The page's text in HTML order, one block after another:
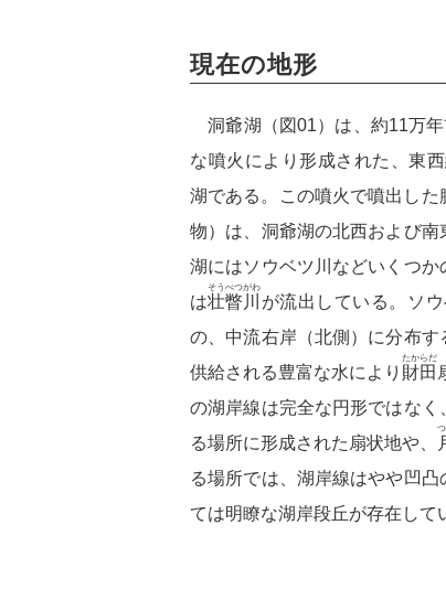
現在の地形
洞爺湖（図01）は、約11万
な噴火により形成された、東
湖である。この噴火で噴出した
物）は、洞爺湖の北西および
湖にはソウベツ川などいくつ
は壮瞥
そうべつ
川
がわ
が流出している。ソ
の、中流右岸（北側）に分布
供給される豊富な水により 財田
たからだ
の湖岸線は完全な円形ではな
る場所に形成された扇状地や、
つ
る場所では、湖岸線はやや凹
ては明瞭な湖岸段丘が存在して